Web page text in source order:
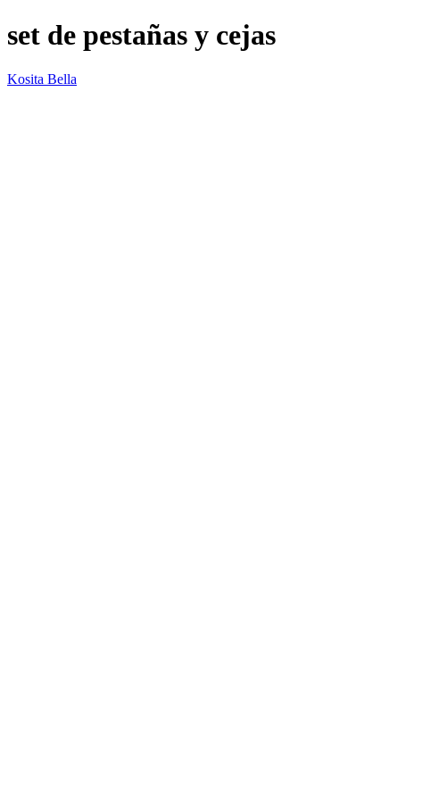
set de pestañas y cejas
Kosita Bella